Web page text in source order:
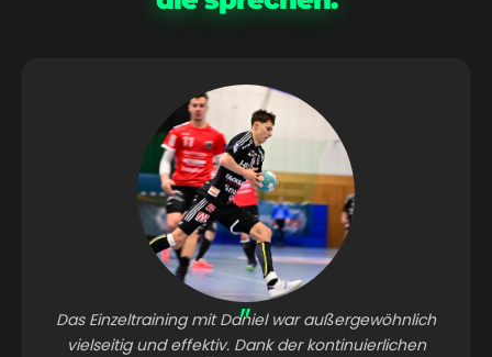
Das Einzeltraining mit Daniel war außergewöhnlich
vielseitig und effektiv. Dank der kontinuierlichen